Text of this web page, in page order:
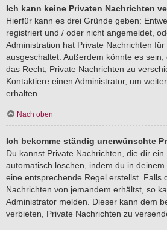
Ich kann keine Privaten Nachrichten
Hierfür kann es drei Gründe geben:
registriert und / oder nicht angemeldet,
Administration hat Private Nachrichten
ausgeschaltet. Außerdem könnte es
das Recht, Private Nachrichten zu
Kontaktiere einen Administrator, um
erhalten.
Nach oben
Ich bekomme ständig unerwünschte
Du kannst Private Nachrichten, die dir ein
automatisch löschen, indem du in
eine entsprechende Regel erstellst. Falls
Nachrichten von jemandem erhältst, so
Administrator melden. Dieser kann dem
verbieten, Private Nachrichten zu